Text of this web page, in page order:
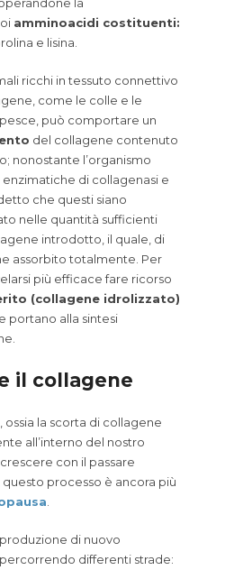
amminoacidi costituenti:
e lisina.
ricchi in tessuto connettivo
come le colle e le
può comportare un
del collagene contenuto
nonostante l’organismo
di collagenasi e
che questi siano
nelle quantità sufficienti
introdotto, il quale, di
assorbito totalmente. Per
più efficace fare ricorso
(collagene idrolizzato)
portano alla sintesi
il collagene
la scorta di collagene
all’interno del nostro
con il passare
processo è ancora più
di nuovo
differenti strade: